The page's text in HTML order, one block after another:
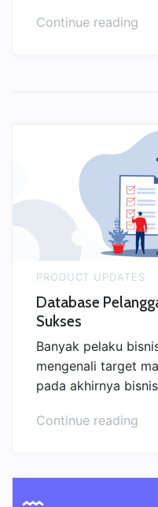
Continue reading
PRODUCT UPDATES
Database
Sukses
Banyak pelaku
mengenali target
pada akhirnya
Continue reading